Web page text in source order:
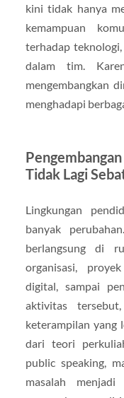
kini tidak hanya
kemampuan
terhadap
dalam tim.
mengembangkan
menghadapi
Tidak Lagi
Lingkungan
banyak
berlangsung di
organisasi,
digital, sampai
aktivitas
keterampilan yang
dari teori
public speaking,
masalah